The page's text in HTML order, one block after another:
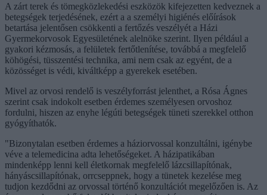
A zárt terek és tömegközlekedési eszközök kifejezetten kedveznek a
betegségek terjedésének, ezért a a személyi higiénés előírások
betartása jelentősen csökkenti a fertőzés veszélyét a Házi
Gyermekorvosok Egyesületének alelnöke szerint. Ilyen például a
gyakori kézmosás, a felületek fertőtlenítése, továbbá a megfelelő
köhögési, tüsszentési technika, ami nem csak az egyént, de a
közösséget is védi, kiváltképp a gyerekek esetében.
Mivel az orvosi rendelő is veszélyforrást jelenthet, a Rósa Ágnes
szerint csak indokolt esetben érdemes személyesen orvoshoz
fordulni, hiszen az enyhe légúti betegségek tüneti szerekkel otthon
gyógyíthatók.
"Bizonytalan esetben érdemes a háziorvossal konzultálni, igénybe
véve a telemedicina adta lehetőségeket. A házipatikában
mindenképp lenni kell életkornak megfelelő lázcsillapítónak,
hányáscsillapítónak, orrcseppnek, hogy a tünetek kezelése meg
tudjon kezdődni az orvossal történő konzultációt megelőzően is. Az